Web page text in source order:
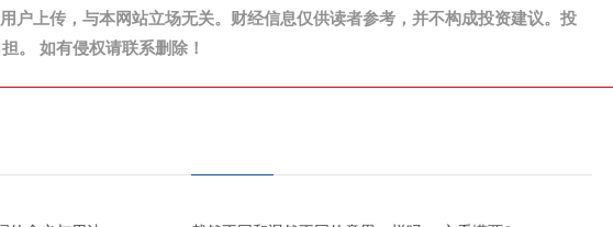
户上传，与本网站立场无关。财经信息仅供读者参考，并不构成投资建议。投
。 如有侵权请联系删除！